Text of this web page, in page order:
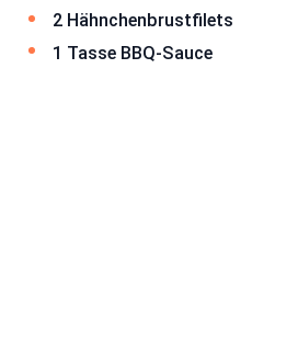
2 Hähnchenbrustfilets
1 Tasse BBQ-Sauce